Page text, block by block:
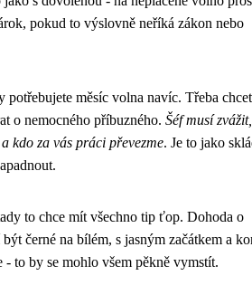
pokud to výslovně neříká zákon nebo
potřebujete měsíc volna navíc. Třeba
o nemocného příbuzného. Šéf musí
kdo za vás práci převezme. Je to jako
to chce mít všechno tip ťop. Dohoda o
černé na bílém, s jasným začátkem a
- to by se mohlo všem pěkně vymstít.